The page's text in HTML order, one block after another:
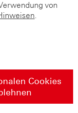
von
.
Cookies